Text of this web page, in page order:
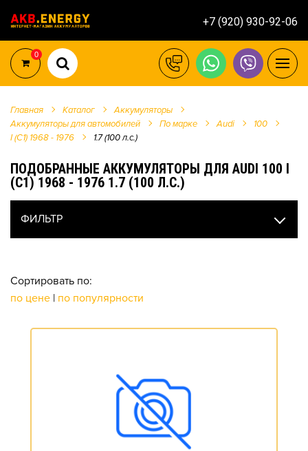
+7 (920) 930-92-06
0
Главная Каталог
Аккумуляторы
Аккумуляторы для автомобилей
По марке Audi
100
I (C1) 1968 - 1976
1.7 (100 л.с.)
ПОДОБРАННЫЕ АККУМУЛЯТОРЫ ДЛЯ AUDI 100 I
(C1) 1968 - 1976 1.7 (100 Л.С.)
ФИЛЬТР
Сортировать по:
по цене | по популярности